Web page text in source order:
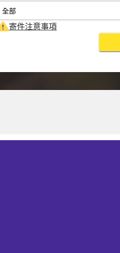
全部
寄件注意事項